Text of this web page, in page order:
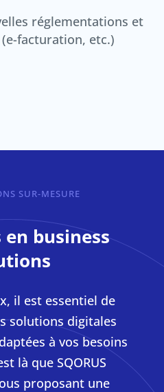
réglementations et
facturation, etc.)
SUR-MESURE
business
il est essentiel de
solutions digitales
à vos besoins
là que SQORUS
proposant une